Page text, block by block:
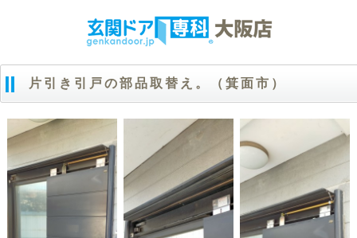
片引き引戸の部品取替え。（箕面市）